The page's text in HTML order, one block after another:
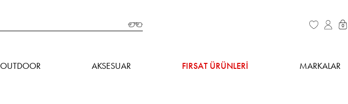
0
OUTDOOR AKSESUAR FIRSAT ÜRÜNLERİ MARKALAR